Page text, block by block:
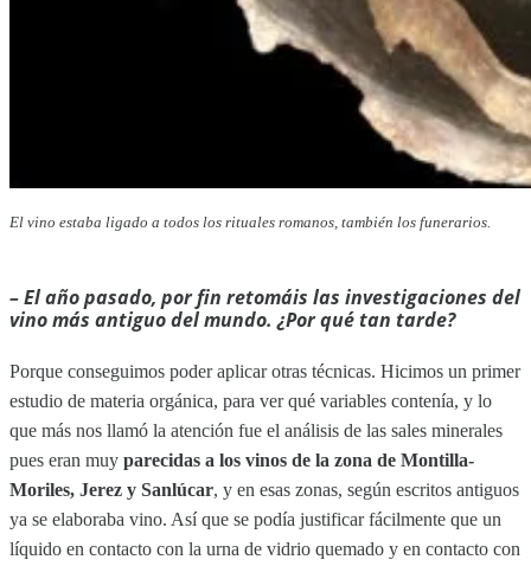
El vino estaba ligado a todos los rituales romanos, también los funerarios.
– El año pasado, por fin retomáis las investigaciones del
vino más antiguo del mundo. ¿Por qué tan tarde?
Porque conseguimos poder aplicar otras técnicas. Hicimos un primer
estudio de materia orgánica, para ver qué variables contenía, y lo
que más nos llamó la atención fue el análisis de las sales minerales
pues eran muy parecidas a los vinos de la zona de Montilla-
Moriles, Jerez y Sanlúcar, y en esas zonas, según escritos antiguos
ya se elaboraba vino. Así que se podía justificar fácilmente que un
líquido en contacto con la urna de vidrio quemado y en contacto con